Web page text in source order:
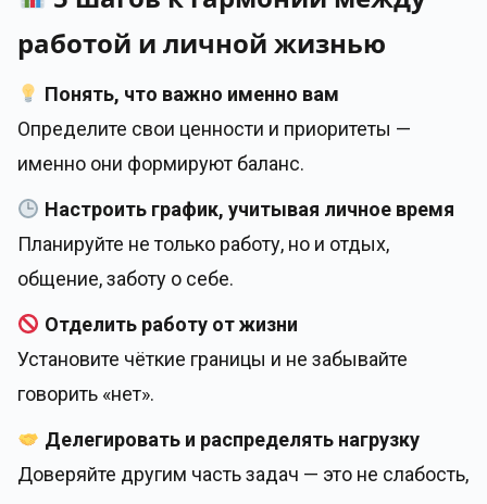
работой и личной жизнью
Понять, что важно именно вам
Определите свои ценности и приоритеты —
именно они формируют баланс.
Настроить график, учитывая личное время
Планируйте не только работу, но и отдых,
общение, заботу о себе.
Отделить работу от жизни
Установите чёткие границы и не забывайте
говорить «нет».
Делегировать и распределять нагрузку
Доверяйте другим часть задач — это не слабость,